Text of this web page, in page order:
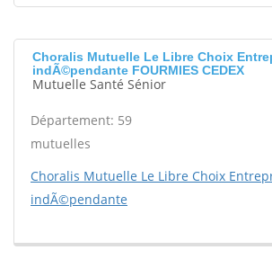
Choralis Mutuelle Le Libre Choix
indÃ©pendante FOURMIES CEDEX
Mutuelle Santé Sénior
Département: 59
mutuelles
Choralis Mutuelle Le Libre Choix
indÃ©pendante